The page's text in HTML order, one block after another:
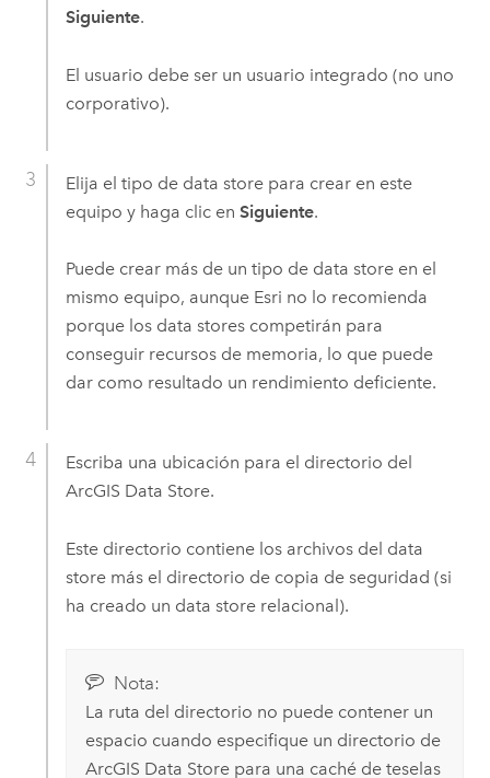
Siguiente.
El usuario debe ser un usuario integrado (no uno
corporativo).
Elija el tipo de data store para crear en este
equipo y haga clic en Siguiente.
Puede crear más de un tipo de data store en el
mismo equipo, aunque Esri no lo recomienda
porque los data stores competirán para
conseguir recursos de memoria, lo que puede
dar como resultado un rendimiento deficiente.
Escriba una ubicación para el directorio del
ArcGIS Data Store.
Este directorio contiene los archivos del data
store más el directorio de copia de seguridad (si
ha creado un data store relacional).
Nota:
La ruta del directorio no puede contener un
espacio cuando especifique un directorio de
ArcGIS Data Storepara una caché de teselas